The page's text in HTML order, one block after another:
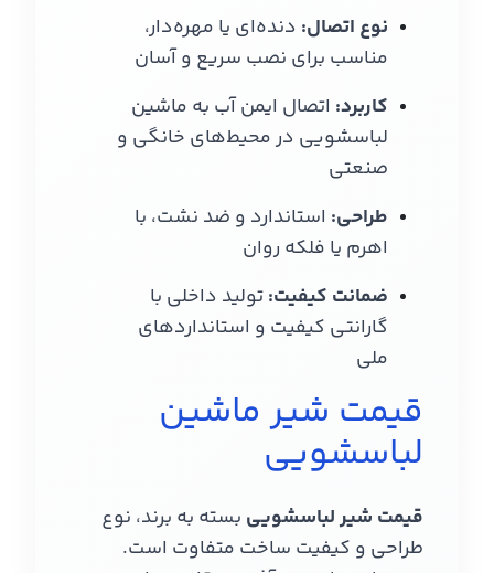
نوع اتصال: دنده‌ای یا مهره‌دار،
مناسب برای نصب سریع و آسان
کاربرد: اتصال ایمن آب به ماشین
لباسشویی در محیط‌های خانگی و
صنعتی
طراحی: استاندارد و ضد نشت، با
اهرم یا فلکه روان
ضمانت کیفیت:تولید داخلی با
گارانتی کیفیت و استانداردهای
ملی
قیمت شیر ماشین
لباسشویی
قیمت شیر لباسشویی بسته به برند، نوع
طراحی و کیفیت ساخت متفاوت است.